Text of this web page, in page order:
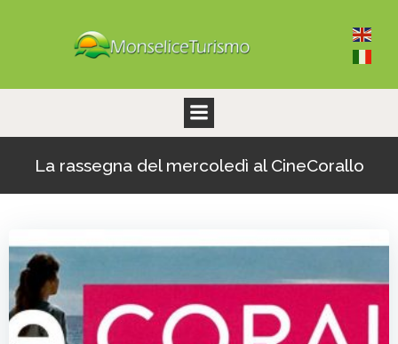
contenuto
La rassegna del mercoledì al CineCorallo